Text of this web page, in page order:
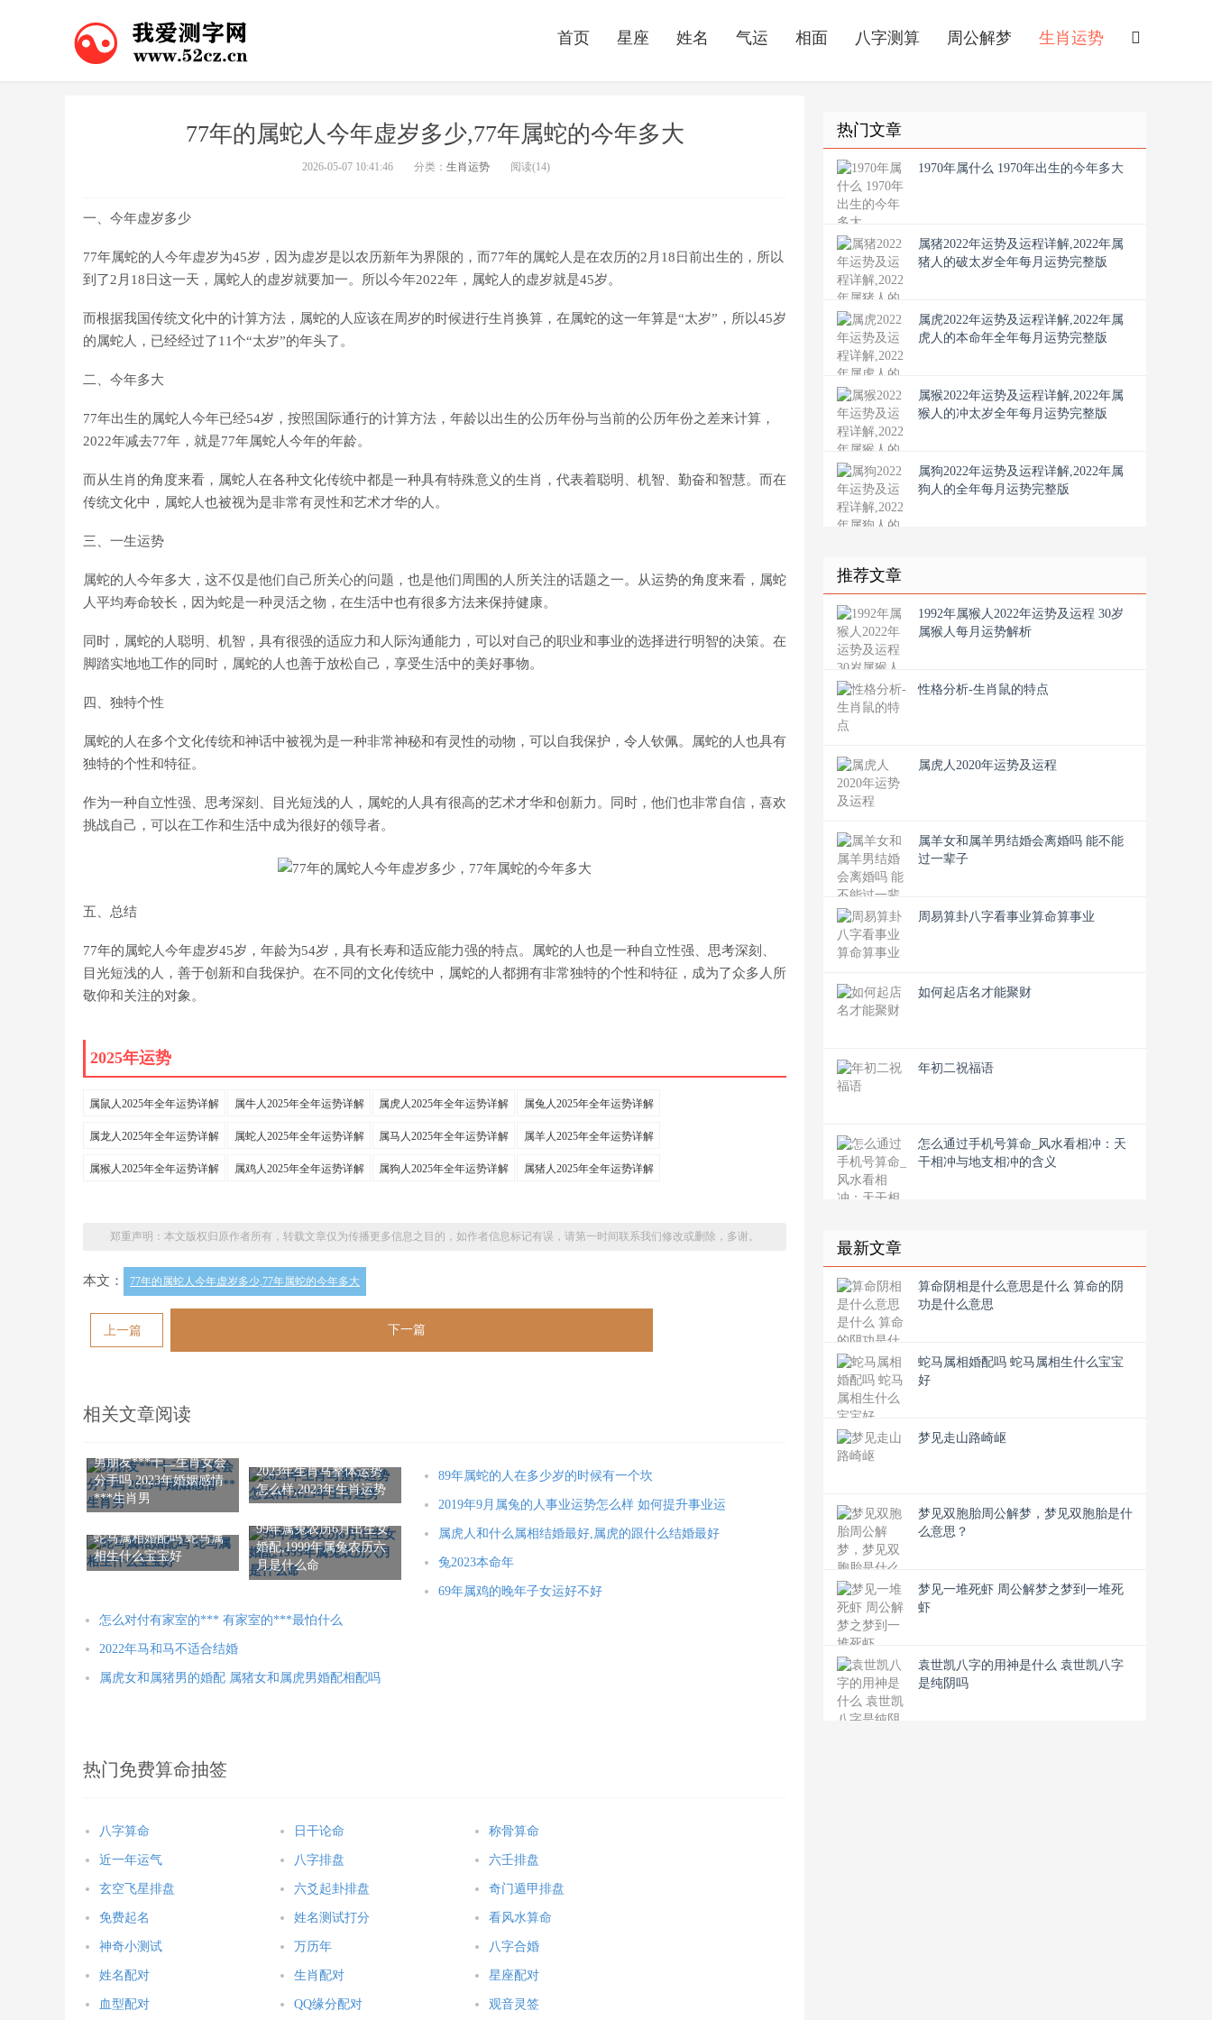
首页 星座 姓名 气运 相面 八字测算 周公解梦 生肖运势
77年的属蛇人今年虚岁多少,77年属蛇的今年多大
2026-05-07 10:41:46 分类： 生肖运势 阅读(14)
一、今年虚岁多少
77年属蛇的人今年虚岁为45岁，因为虚岁是以农历新年为界限的，而77年的属蛇人是在农历的2月18日前出生的，所以
到了2月18日这一天，属蛇人的虚岁就要加一。所以今年2022年，属蛇人的虚岁就是45岁。
而根据我国传统文化中的计算方法，属蛇的人应该在周岁的时候进行生肖换算，在属蛇的这一年算是“太岁”，所以45岁
的属蛇人，已经经过了11个“太岁”的年头了。
二、今年多大
77年出生的属蛇人今年已经54岁，按照国际通行的计算方法，年龄以出生的公历年份与当前的公历年份之差来计算，
2022年减去77年，就是77年属蛇人今年的年龄。
而从生肖的角度来看，属蛇人在各种文化传统中都是一种具有特殊意义的生肖，代表着聪明、机智、勤奋和智慧。而在
传统文化中，属蛇人也被视为是非常有灵性和艺术才华的人。
三、一生运势
属蛇的人今年多大，这不仅是他们自己所关心的问题，也是他们周围的人所关注的话题之一。从运势的角度来看，属蛇
人平均寿命较长，因为蛇是一种灵活之物，在生活中也有很多方法来保持健康。
同时，属蛇的人聪明、机智，具有很强的适应力和人际沟通能力，可以对自己的职业和事业的选择进行明智的决策。在
脚踏实地地工作的同时，属蛇的人也善于放松自己，享受生活中的美好事物。
四、独特个性
属蛇的人在多个文化传统和神话中被视为是一种非常神秘和有灵性的动物，可以自我保护，令人钦佩。属蛇的人也具有
独特的个性和特征。
作为一种自立性强、思考深刻、目光短浅的人，属蛇的人具有很高的艺术才华和创新力。同时，他们也非常自信，喜欢
挑战自己，可以在工作和生活中成为很好的领导者。
五、总结
77年的属蛇人今年虚岁45岁，年龄为54岁，具有长寿和适应能力强的特点。属蛇的人也是一种自立性强、思考深刻、
目光短浅的人，善于创新和自我保护。在不同的文化传统中，属蛇的人都拥有非常独特的个性和特征，成为了众多人所
敬仰和关注的对象。
2025年运势
属鼠人2025年全年运势详解 属牛人2025年全年运势详解 属虎人2025年全年运势详解 属兔人2025年全年运势详解
属龙人2025年全年运势详解 属蛇人2025年全年运势详解 属马人2025年全年运势详解 属羊人2025年全年运势详解
属猴人2025年全年运势详解 属鸡人2025年全年运势详解 属狗人2025年全年运势详解 属猪人2025年全年运势详解
郑重声明：本文版权归原作者所有，转载文章仅为传播更多信息之目的，如作者信息标记有误，请第一时间联系我们修改或删除，多谢。
本文： 77年的属蛇人今年虚岁多少,77年属蛇的今年多大
上一篇 下一篇
相关文章阅读
男朋友***十二生肖女会
分手吗 2023年婚姻感情
***生肖男
2023年生肖马整体运势
怎么样,2023年生肖运势
蛇马属相婚配吗 蛇马属
相生什么宝宝好
99年属兔农历6月出生女
婚配,1999年属兔农历六
月是什么命
89年属蛇的人在多少岁的时候有一个坎
2019年9月属兔的人事业运势怎么样 如何提升事业运
属虎人和什么属相结婚最好,属虎的跟什么结婚最好
兔2023本命年
69年属鸡的晚年子女运好不好
怎么对付有家室的*** 有家室的***最怕什么
2022年马和马不适合结婚
属虎女和属猪男的婚配 属猪女和属虎男婚配相配吗
热门免费算命抽签
八字算命 日干论命 称骨算命
近一年运气 八字排盘 六壬排盘
玄空飞星排盘 六爻起卦排盘 奇门遁甲排盘
免费起名 姓名测试打分 看风水算命
神奇小测试 万历年 八字合婚
姓名配对 生肖配对 星座配对
血型配对 QQ缘分配对 观音灵签
热门文章
1970年属什么 1970年出生的今年多大
属猪2022年运势及运程详解,2022年属
猪人的破太岁全年每月运势完整版
属虎2022年运势及运程详解,2022年属
虎人的本命年全年每月运势完整版
属猴2022年运势及运程详解,2022年属
猴人的冲太岁全年每月运势完整版
属狗2022年运势及运程详解,2022年属
狗人的全年每月运势完整版
推荐文章
1992年属猴人2022年运势及运程 30岁
属猴人每月运势解析
性格分析-生肖鼠的特点
属虎人2020年运势及运程
属羊女和属羊男结婚会离婚吗 能不能
过一辈子
周易算卦八字看事业算命算事业
如何起店名才能聚财
年初二祝福语
怎么通过手机号算命_风水看相冲：天
干相冲与地支相冲的含义
最新文章
算命阴相是什么意思是什么 算命的阴
功是什么意思
蛇马属相婚配吗 蛇马属相生什么宝宝
好
梦见走山路崎岖
梦见双胞胎周公解梦，梦见双胞胎是什
么意思？
梦见一堆死虾 周公解梦之梦到一堆死
虾
袁世凯八字的用神是什么 袁世凯八字
是纯阴吗